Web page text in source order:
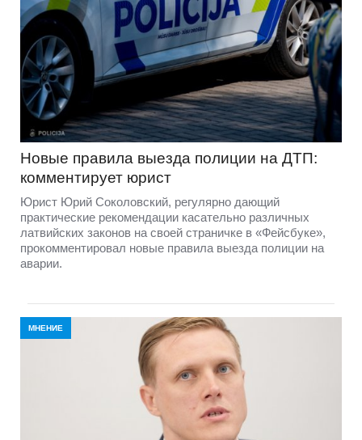
Новые правила выезда полиции на ДТП:
комментирует юрист
Юрист Юрий Соколовский, регулярно дающий
практические рекомендации касательно различных
латвийских законов на своей страничке в «Фейсбуке»,
прокомментировал новые правила выезда полиции на
аварии.
МНЕНИЕ